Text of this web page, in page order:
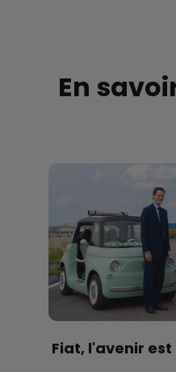
En
Fiat, l'avenir